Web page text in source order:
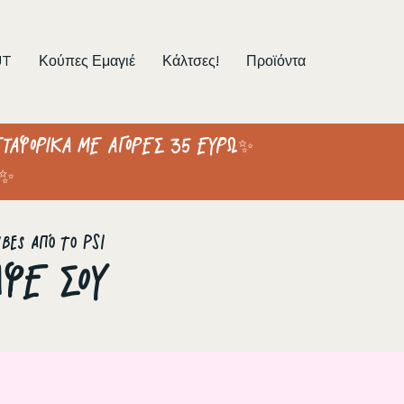
Κούπες Εμαγιέ Κάλτσες! Προϊόντα
ΜΕ ΑΓΟΡΕΣ 35 ΕΥΡΩ✨
από το PSI
ΣΟΥ